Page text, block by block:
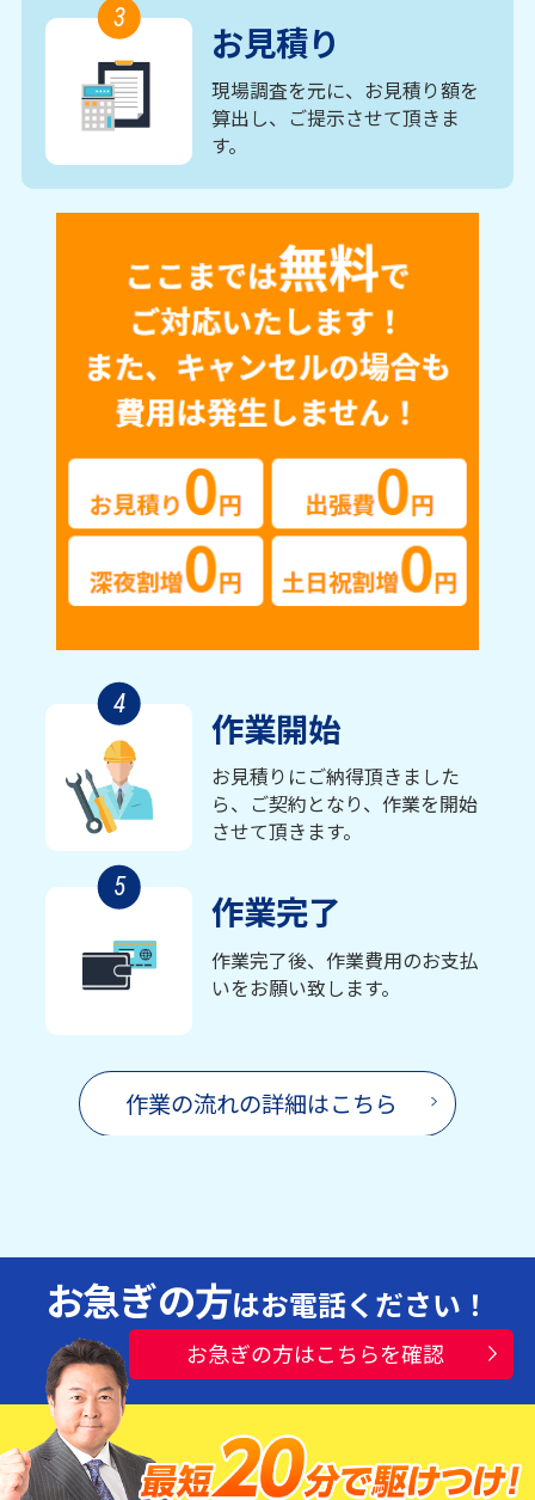
3
お見積り
現場調査を元に、お見積り額を
算出し、ご提示させて頂きま
す。
4
作業開始
お見積りにご納得頂きました
ら、ご契約となり、作業を開始
させて頂きます。
5
作業完了
作業完了後、作業費用のお支払
いをお願い致します。
作業の流れの詳細はこちら
お急ぎの方はお電話ください！
お急ぎの方はこちらを確認